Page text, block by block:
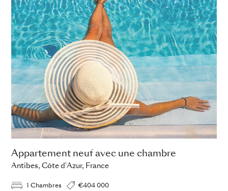
Appartement neuf avec une chambre
Antibes, Côte d'Azur, France
1 Chambres
€404 000